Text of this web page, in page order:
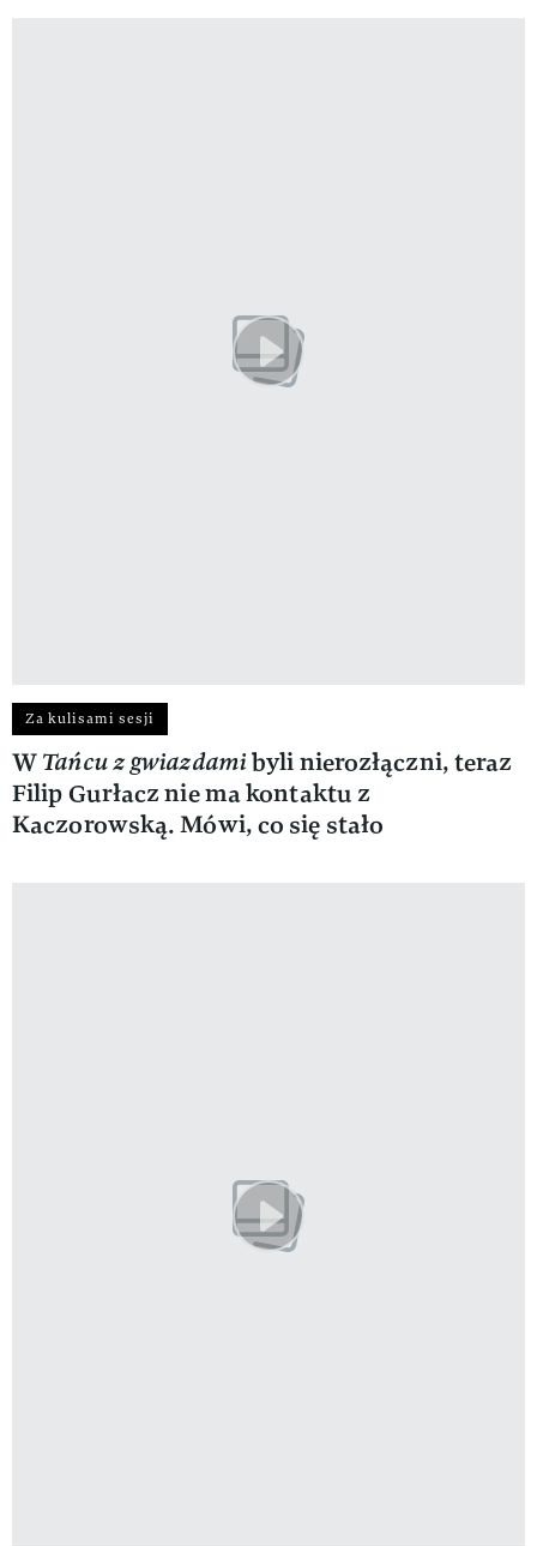
Za kulisami sesji
WTańcu z gwiazdamibyli nierozłączni, teraz
Filip Gurłacz nie ma kontaktu z
Kaczorowską. Mówi, co się stało